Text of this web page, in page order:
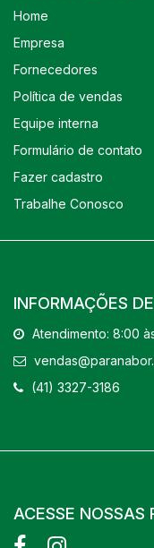
Home
Empresa
Fornecedores
Política de vendas
Equipe interna
Formulário de contato
Fazer cadastro
Trabalhe Conosco
INFORMAÇÕES
Atendimento: 8:00
(41) 3327-3186
ACESSE NOSSAS